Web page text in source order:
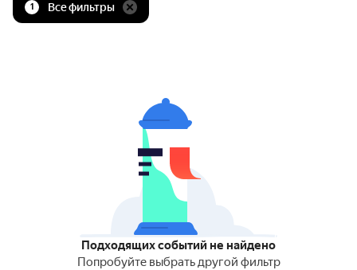
1 Все фильтры
Подходящих событий не найдено
Попробуйте выбрать другой фильтр